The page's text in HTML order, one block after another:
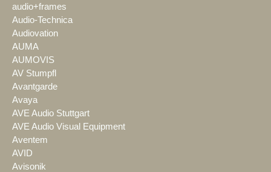
audio+frames
Audio-Technica
Audiovation
AUMA
AUMOVIS
AV Stumpfl
Avantgarde
Avaya
AVE Audio Stuttgart
AVE Audio Visual Equipment
Aventem
AVID
Avisonik